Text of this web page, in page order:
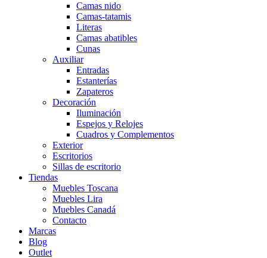
Camas nido
Camas-tatamis
Literas
Camas abatibles
Cunas
Auxiliar
Entradas
Estanterías
Zapateros
Decoración
Iluminación
Espejos y Relojes
Cuadros y Complementos
Exterior
Escritorios
Sillas de escritorio
Tiendas
Muebles Toscana
Muebles Lira
Muebles Canadá
Contacto
Marcas
Blog
Outlet